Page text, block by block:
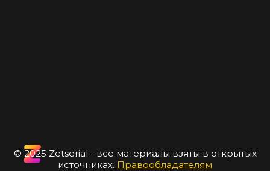
© 2025 Zetserial - все материалы взяты в открытых
источниках. Правообладателям